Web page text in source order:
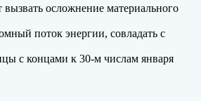
осложнение материального
поток энергии, совладать с
с концами к 30-м числам января